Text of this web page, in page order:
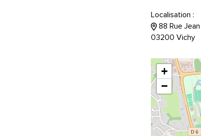
Localisation :
88 Rue
03200 Vichy
+
−